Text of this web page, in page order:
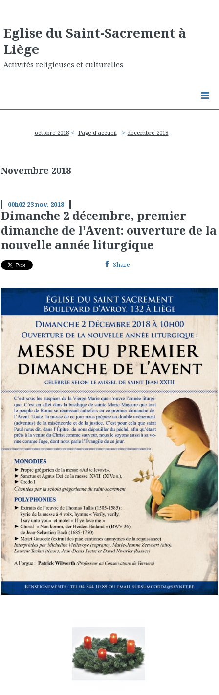
Eglise du Saint-Sacrement à
Liège
Activités religieuses et culturelles
octobre 2018 Page d'accueil décembre 2018
Novembre 2018
00h02 23nov. 2018
Dimanche 2 décembre, premier
dimanche de l'Avent: ouverture de la
nouvelle année liturgique
Share